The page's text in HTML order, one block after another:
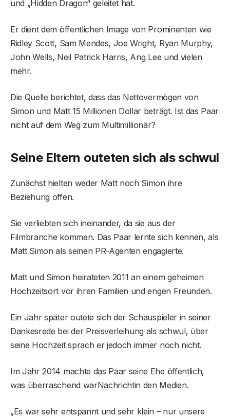
und „Hidden Dragon“ geleitet hat.
Er dient dem öffentlichen Image von Prominenten wie
Ridley Scott, Sam Mendes, Joe Wright, Ryan Murphy,
John Wells, Neil Patrick Harris, Ang Lee und vielen
mehr.
Die Quelle berichtet, dass das Nettovermögen von
Simon und Matt 15 Millionen Dollar beträgt. Ist das Paar
nicht auf dem Weg zum Multimillionär?
Seine Eltern outeten sich als schwul
Zunächst hielten weder Matt noch Simon ihre
Beziehung offen.
Sie verliebten sich ineinander, da sie aus der
Filmbranche kommen. Das Paar lernte sich kennen, als
Matt Simon als seinen PR-Agenten engagierte.
Matt und Simon heirateten 2011 an einem geheimen
Hochzeitsort vor ihren Familien und engen Freunden.
Ein Jahr später outete sich der Schauspieler in seiner
Dankesrede bei der Preisverleihung als schwul, über
seine Hochzeit sprach er jedoch immer noch nicht.
Im Jahr 2014 machte das Paar seine Ehe öffentlich,
was überraschend warNachrichtin den Medien.
„Es war sehr entspannt und sehr klein – nur unsere